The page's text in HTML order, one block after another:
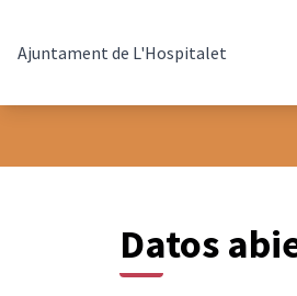
Ajuntament de L'Hospitalet
Datos